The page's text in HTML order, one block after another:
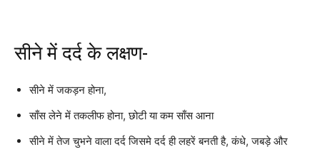
सीने में दर्द के लक्षण-
सीने में जकड़न होना,
साँस लेने में तकलीफ होना, छोटी या कम साँस आना
सीने में तेज चुभने वाला दर्द जिसमे दर्द ही लहरें बनती है, कंधे, जबड़े और